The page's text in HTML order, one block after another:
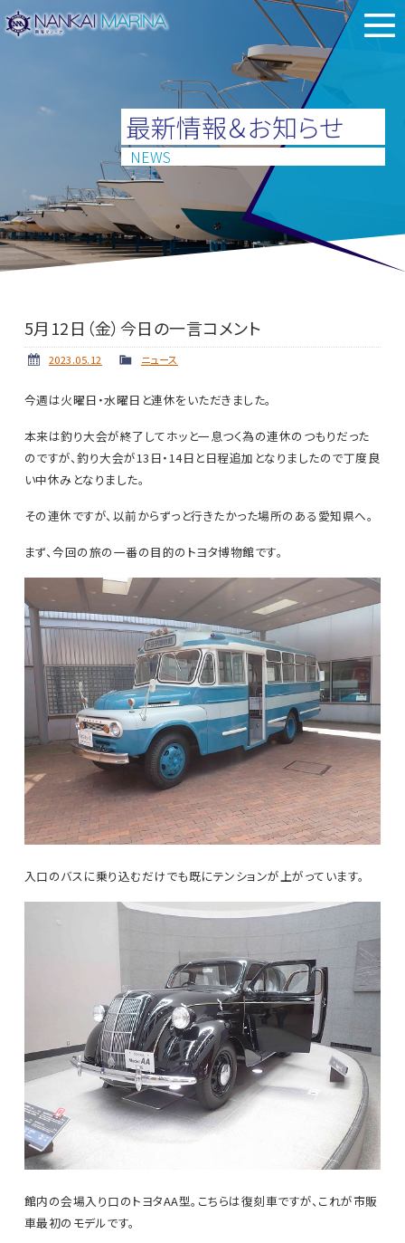
最新情報＆お知らせ
NEWS
5月12日（金）今日の一言コメント
2023.05.12 ニュース
今週は火曜日・水曜日と連休をいただきました。
本来は釣り大会が終了してホッと一息つく為の連休のつもりだった
のですが、釣り大会が13日・14日と日程追加となりましたので丁度良
い中休みとなりました。
その連休ですが、以前からずっと行きたかった場所のある愛知県へ。
まず、今回の旅の一番の目的のトヨタ博物館です。
入口のバスに乗り込むだけでも既にテンションが上がっています。
館内の会場入り口のトヨタAA型。こちらは復刻車ですが、これが市販
車最初のモデルです。